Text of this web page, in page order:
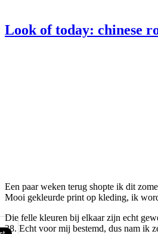
Look of today: chinese
Een paar weken terug shopte ik dit
Mooi gekleurde print op kleding, ik
Die felle kleuren bij elkaar zijn echt
38. Echt voor mij bestemd, dus nam ik